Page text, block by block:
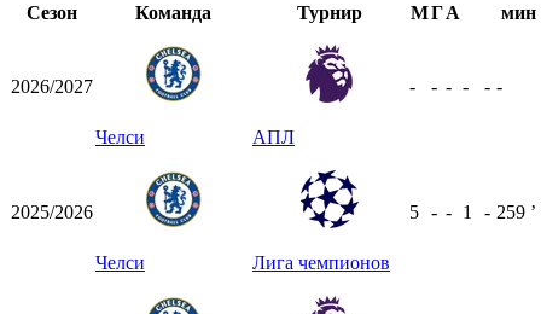
Сезон
Команда Турнир МГА мин
2026/2027
Челси АПЛ
- - - - - -
2025/2026
Челси Лига чемпионов
5 - - 1 - 259 ʼ